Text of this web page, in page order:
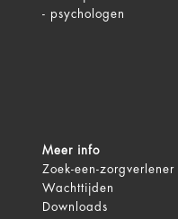
- psychologen
Meer info
Zoek-een-zorgverlener
Wachttijden
Downloads